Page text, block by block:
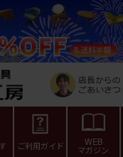
ご利用ガイド WEB
マガジン